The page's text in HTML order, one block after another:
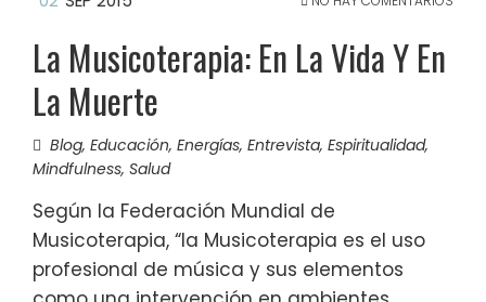
La Musicoterapia: En La Vida Y En
La Muerte
Blog, Educación, Energías, Entrevista, Espiritualidad,
Mindfulness, Salud
Según la Federación Mundial de
Musicoterapia, “la Musicoterapia es el uso
profesional de música y sus elementos